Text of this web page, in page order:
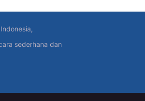
sederhana dan